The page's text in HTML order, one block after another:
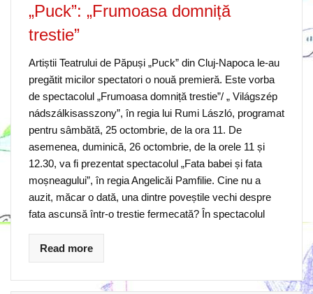
„Puck”: „Frumoasa domniță
trestie”
Artiștii Teatrului de Păpuși „Puck” din Cluj-Napoca le-au
pregătit micilor spectatori o nouă premieră. Este vorba
de spectacolul „Frumoasa domniță trestie”/ „ Világszép
nádszálkisasszony”, în regia lui Rumi László, programat
pentru sâmbătă, 25 octombrie, de la ora 11. De
asemenea, duminică, 26 octombrie, de la orele 11 și
12.30, va fi prezentat spectacolul „Fata babei și fata
moșneagului”, în regia Angelicăi Pamfilie. Cine nu a
auzit, măcar o dată, una dintre poveștile vechi despre
fata ascunsă într-o trestie fermecată? În spectacolul
Read more